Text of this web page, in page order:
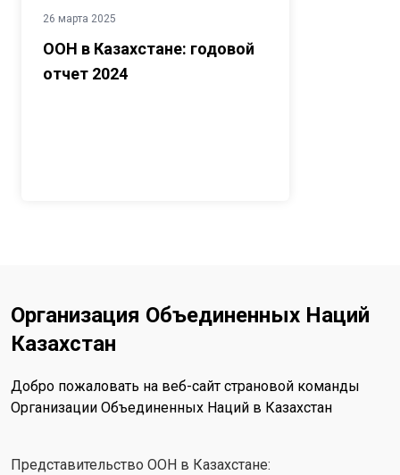
26 марта 2025
ООН в Казахстане: годовой
отчет 2024
Организация Объединенных Наций
Казахстан
Добро пожаловать на веб-сайт страновой команды
Организации Объединенных Наций в Казахстан
Представительство ООН в Казахстане: